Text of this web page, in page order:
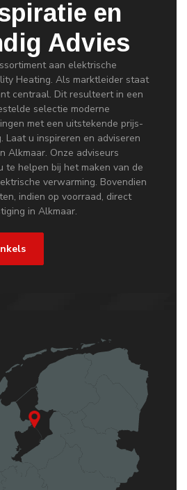
en
Advies
aan elektrische
Heating. Als marktleider staat
centraal. Dit resulteert in een
selectie moderne
met een uitstekende prijs-
Laat u inspireren en adviseren
Alkmaar. Onze adviseurs
te helpen bij het maken van de
verwarming. Bovendien
indien op voorraad, direct
in Alkmaar.